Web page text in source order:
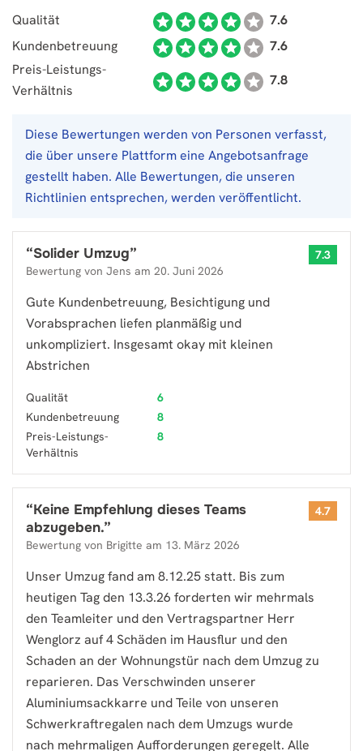
Qualität
7.6
Kundenbetreuung
7.6
Preis-Leistungs-
Verhältnis
7.8
Diese Bewertungen werden von Personen verfasst,
die über unsere Plattform eine Angebotsanfrage
gestellt haben. Alle Bewertungen, die unseren
Richtlinien entsprechen, werden veröffentlicht.
“Solider Umzug”
Bewertung von Jens am 20. Juni 2026
7.3
Gute Kundenbetreuung, Besichtigung und
Vorabsprachen liefen planmäßig und
unkompliziert. Insgesamt okay mit kleinen
Abstrichen
Qualität
6
Kundenbetreuung
8
Preis-Leistungs-
Verhältnis
8
“Keine Empfehlung dieses Teams
abzugeben.”
Bewertung von Brigitte am 13. März 2026
4.7
Unser Umzug fand am 8.12.25 statt. Bis zum
heutigen Tag den 13.3.26 forderten wir mehrmals
den Teamleiter und den Vertragspartner Herr
Wenglorz auf 4 Schäden im Hausflur und den
Schaden an der Wohnungstür nach dem Umzug zu
reparieren. Das Verschwinden unserer
Aluminiumsackkarre und Teile von unseren
Schwerkraftregalen nach dem Umzugs wurde
nach mehrmaligen Aufforderungen geregelt. Alle